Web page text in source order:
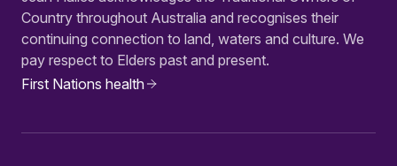
Country throughout Australia and recognises their
continuing connection to land, waters and culture. We
pay respect to Elders past and present.
First Nations health